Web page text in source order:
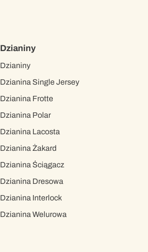
Dzianiny
Dzianiny
Dzianina Single Jersey
Dzianina Frotte
Dzianina Polar
Dzianina Lacosta
Dzianina Żakard
Dzianina Ściągacz
Dzianina Dresowa
Dzianina Interlock
Dzianina Welurowa